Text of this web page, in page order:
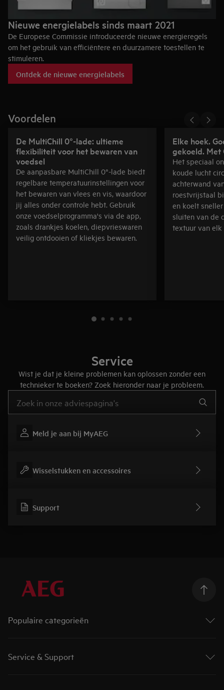
Nieuwe energielabels sinds maart 2021
De Europese Commissie introduceerde nieuwe energieregels
om het gebruik van efficiëntere en duurzamere toestellen te
stimuleren.
gekocht blijft wel hetzelfde. Alleen de beoordeling verandert
Ontdek de nieuwe energielabels
Voordelen
De MultiChill 0°-lade: ultieme
flexibiliteit voor het bewaren van
voedsel
De aanpasbare MultiChill 0°-lade biedt
regelbare temperatuurinstellingen voor
het bewaren van vlees en vis, waardoor
jij alles onder controle hebt. Gebruik
onze voedselprogramma's via de app,
zoals drankjes koelen, diepvrieswaren
veilig ontdooien of kliekjes bewaren.
Elke hoek.
gekoeld. Met
Het speciaal
koude lucht
achterwand
roestvrijstaal
en koelt
sluiten van de
textuur van elk
Service
Wist je dat je kleine problemen kan oplossen zonder een
technieker te boeken? Zoek hieronder naar je probleem.
Meld je aan bij MyAEG
Wisselstukken en accessoires
Support
Populaire categorieën
Droogkasten
Was-droogcombinaties
Service & Support